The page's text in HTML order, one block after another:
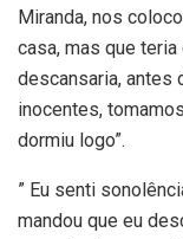
Miranda, nos
casa, mas que
descansaria, antes
inocentes,
dormiu logo”.
” Eu senti
mandou que eu